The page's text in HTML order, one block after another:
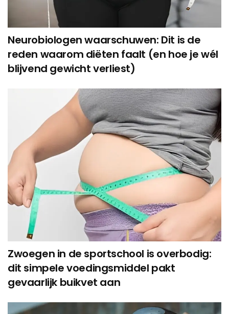
Neurobiologen waarschuwen: Dit is de
reden waarom diëten faalt (en hoe je wél
blijvend gewicht verliest)
Zwoegen in de sportschool is overbodig:
dit simpele voedingsmiddel pakt
gevaarlijk buikvet aan